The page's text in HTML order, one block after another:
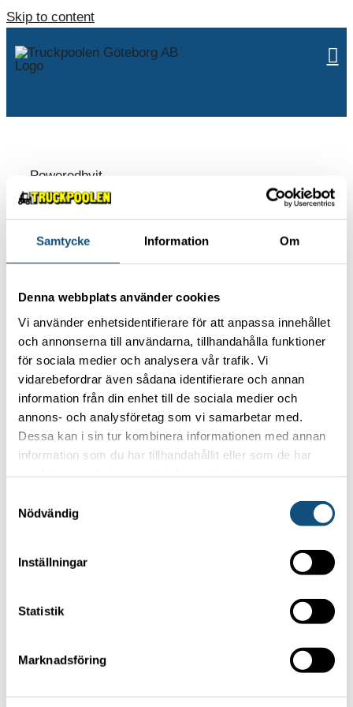
Samtycke Information Om
Denna webbplats använder cookies
Vi använder enhetsidentifierare för att anpassa innehållet
och annonserna till användarna, tillhandahålla funktioner
för sociala medier och analysera vår trafik. Vi
vidarebefordrar även sådana identifierare och annan
information från din enhet till de sociala medier och
annons- och analysföretag som vi samarbetar med.
Dessa kan i sin tur kombinera informationen med annan
information som du har tillhandahållit eller som de har
Nödvändig
Inställningar
Statistik
Marknadsföring
Skip to content
Poweredbyit
ABOUT US
Work with us
Privacy policy
OUR MOST POPULAR FORKLIFTS
Forklift 4-5 ton
Focus on your core business